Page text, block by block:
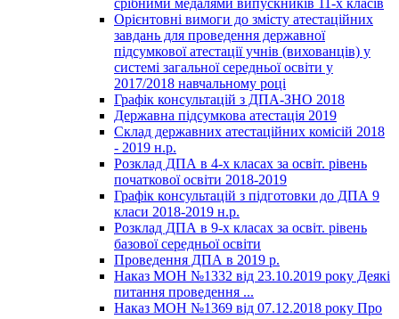
срібними медалями випускників 11-х класів
Орієнтовні вимоги до змісту атестаційних
завдань для проведення державної
підсумкової атестації учнів (вихованців) у
системі загальної середньої освіти у
2017/2018 навчальному році
Графік консультацій з ДПА-ЗНО 2018
Державна підсумкова атестація 2019
Склад державних атестаційних комісій 2018
- 2019 н.р.
Розклад ДПА в 4-х класах за освіт. рівень
початкової освіти 2018-2019
Графік консультацій з підготовки до ДПА 9
класи 2018-2019 н.р.
Розклад ДПА в 9-х класах за освіт. рівень
базової середньої освіти
Проведення ДПА в 2019 р.
Наказ МОН №1332 від 23.10.2019 року Деякі
питання проведення ...
Наказ МОН №1369 від 07.12.2018 року Про